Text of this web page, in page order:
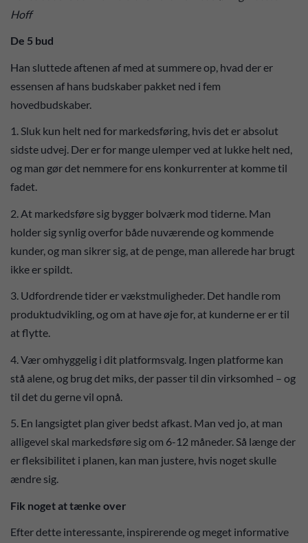
Hoff
De 5 bud
Han sluttede aftenen af med at summere op, hvad der er
essensen af hans budskaber pakket ned i fem
hovedbudskaber.
1. Sluk kun helt ned for markedsføring, hvis det er absolut
sidste udvej. Der er for mange ulemper ved at lukke helt ned,
og man gør det nemmere for ens konkurrenter at komme til
fadet.
2. At markedsføre sig bygger bolværk mod tiderne. Man
holder sig synlig overfor både nuværende og kommende
kunder, og man sikrer sig, at de penge, man allerede har brugt
ikke er spildt.
3. Udfordrende tider er vækstmuligheder. Det handle rom
produktudvikling, og om at have øje for, at kunderne er er til
at flytte.
4. Vær omhyggelig i dit platformsvalg. Ingen platforme kan
stå alene, og brug det miks, der passer til din virksomhed – og
til det du gerne vil opnå.
5. En langsigtet plan giver bedst afkast. Man ved jo, at man
alligevel skal markedsføre sig om 6-12 måneder. Så længe der
er fleksibilitet i planen, kan man justere, hvis noget skulle
ændre sig.
Fik noget at tænke over
Efter dette interessante, inspirerende og meget informative